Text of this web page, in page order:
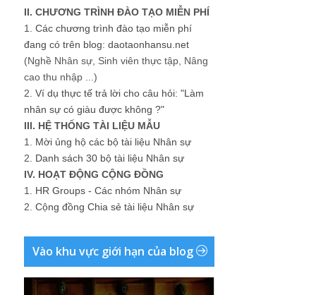
II. CHƯƠNG TRÌNH ĐÀO TẠO MIỄN PHÍ
1. Các chương trình đào tạo miễn phí
đang có trên blog: daotaonhansu.net
(Nghề Nhân sự, Sinh viên thực tập, Nâng
cao thu nhập ...)
2. Ví dụ thực tế trả lời cho câu hỏi: "Làm
nhân sự có giàu được không ?"
III. HỆ THỐNG TÀI LIỆU MẪU
1. Mời ủng hộ các bộ tài liệu Nhân sự
2. Danh sách 30 bộ tài liệu Nhân sự
IV. HOẠT ĐỘNG CỘNG ĐỒNG
1. HR Groups - Các nhóm Nhân sự
2. Cộng đồng Chia sẻ tài liệu Nhân sự
Vào khu vực giới hạn của blog